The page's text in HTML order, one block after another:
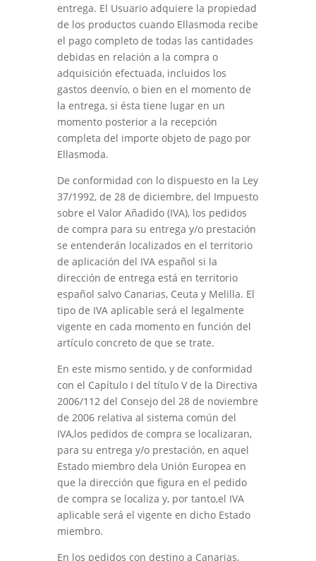
entrega. El Usuario adquiere la propiedad
de los productos cuando Ellasmoda recibe
el pago completo de todas las cantidades
debidas en relación a la compra o
adquisición efectuada, incluidos los
gastos deenvío, o bien en el momento de
la entrega, si ésta tiene lugar en un
momento posterior a la recepción
completa del importe objeto de pago por
Ellasmoda.
De conformidad con lo dispuesto en la Ley
37/1992, de 28 de diciembre, del Impuesto
sobre el Valor Añadido (IVA), los pedidos
de compra para su entrega y/o prestación
se entenderán localizados en el territorio
de aplicación del IVA español si la
dirección de entrega está en territorio
español salvo Canarias, Ceuta y Melilla. El
tipo de IVA aplicable será el legalmente
vigente en cada momento en función del
artículo concreto de que se trate.
En este mismo sentido, y de conformidad
con el Capítulo I del título V de la Directiva
2006/112 del Consejo del 28 de noviembre
de 2006 relativa al sistema común del
IVA,los pedidos de compra se localizaran,
para su entrega y/o prestación, en aquel
Estado miembro dela Unión Europea en
que la dirección que figura en el pedido
de compra se localiza y, por tanto,el IVA
aplicable será el vigente en dicho Estado
miembro.
En los pedidos con destino a Canarias,